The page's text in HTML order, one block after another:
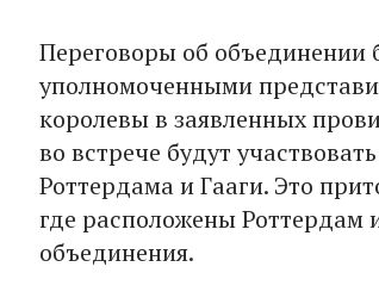
Переговоры об объединении
уполномоченными
королевы в заявленных
во встрече будут
Роттердама и Гааги. Это
где расположены Роттердам
объединения.